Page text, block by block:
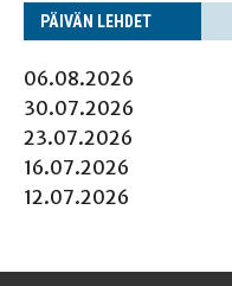
PÄI­VÄN LEHDET
06.08.2026
30.07.2026
23.07.2026
16.07.2026
12.07.2026